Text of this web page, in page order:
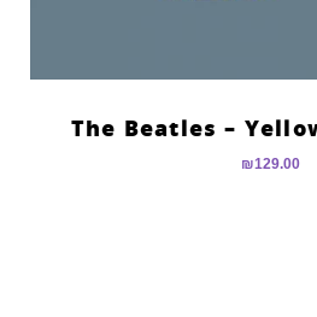
The Beatles –
₪129.00